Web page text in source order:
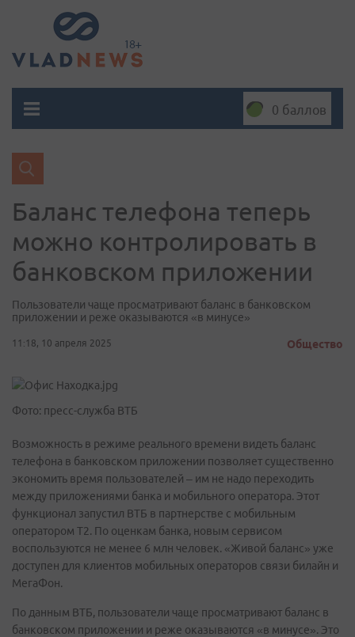
0 баллов
Баланс телефона теперь
можно контролировать в
банковском приложении
Пользователи чаще просматривают баланс в банковском
приложении и реже оказываются «в минусе»
11:18, 10 апреля 2025 Общество
Фото: пресс-служба ВТБ
Возможность в режиме реального времени видеть баланс
телефона в банковском приложении позволяет существенно
экономить время пользователей – им не надо переходить
между приложениями банка и мобильного оператора. Этот
функционал запустил ВТБ в партнерстве с мобильным
оператором Т2. По оценкам банка, новым сервисом
воспользуются не менее 6 млн человек. «Живой баланс» уже
доступен для клиентов мобильных операторов связи билайн и
МегаФон.
По данным ВТБ, пользователи чаще просматривают баланс в
банковском приложении и реже оказываются «в минусе». Это